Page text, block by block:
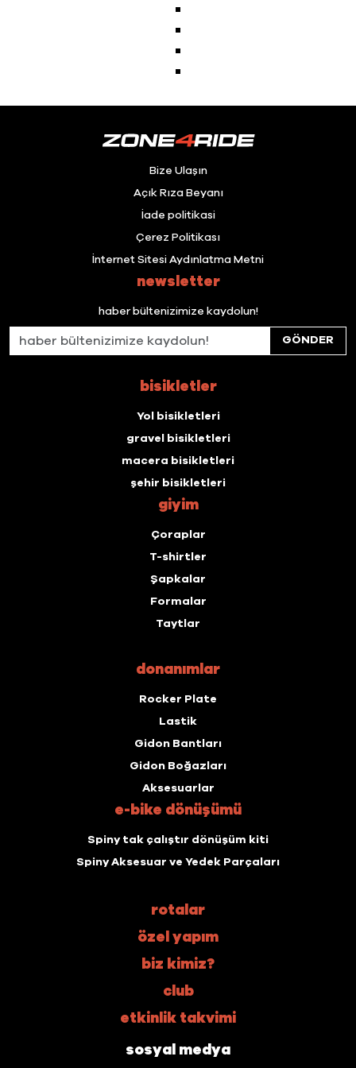
Bize Ulaşın
Açık Rıza Beyanı
İade politikasi
Çerez Politikası
İnternet Sitesi Aydınlatma Metni
newsletter
haber bültenizimize kaydolun!
GÖNDER
bisikletler
Yol bisikletleri
gravel bisikletleri
macera bisikletleri
şehir bisikletleri
giyim
Çoraplar
T-shirtler
Şapkalar
Formalar
Taytlar
donanımlar
Rocker Plate
Lastik
Gidon Bantları
Gidon Boğazları
Aksesuarlar
e-bike dönüşümü
Spiny tak çalıştır dönüşüm kiti
Spiny Aksesuar ve Yedek Parçaları
rotalar
özel yapım
biz kimiz?
club
etkinlik takvimi
sosyal medya